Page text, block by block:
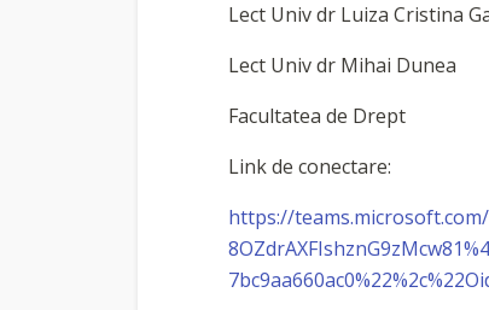
Lect Univ dr Luiza Cristina
Lect Univ dr Mihai Dunea
Facultatea de Drept
Link de conectare:
https://